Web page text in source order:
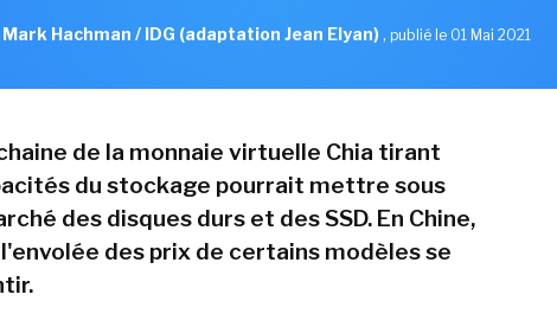
Mark Hachman / IDG (adaptation Jean Elyan), publié le 01 Mai 2021
de la monnaie virtuelle Chia tirant
du stockage pourrait mettre sous
des disques durs et des SSD. En Chine,
des prix de certains modèles se